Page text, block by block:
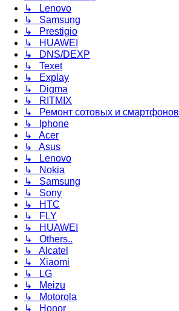
↳ Lenovo
↳ Samsung
↳ Prestigio
↳ HUAWEI
↳ DNS/DEXP
↳ Texet
↳ Explay
↳ Digma
↳ RITMIX
↳ Ремонт сотовых и смартфонов
↳ Iphone
↳ Acer
↳ Asus
↳ Lenovo
↳ Nokia
↳ Samsung
↳ Sony
↳ HTC
↳ FLY
↳ HUAWEI
↳ Others..
↳ Alcatel
↳ Xiaomi
↳ LG
↳ Meizu
↳ Motorola
↳ Honor